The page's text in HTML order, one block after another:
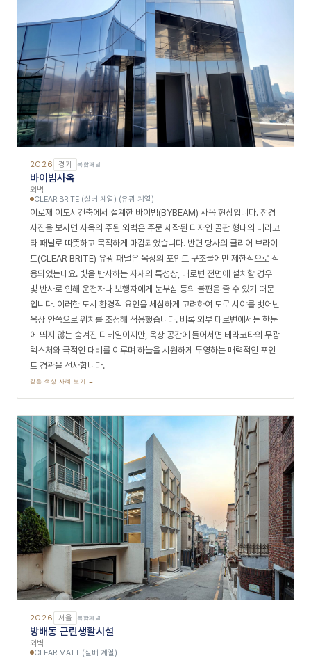
2026 경기 복합패널
바이빔사옥
외벽
CLEAR BRITE (실버 계열) (유광 계열)
이로재 이도시건축에서 설계한 바이빔(BYBEAM) 사옥 현장입니다. 전경
사진을 보시면 사옥의 주된 외벽은 주문 제작된 디자인 골판 형태의 테라코
타 패널로 따뜻하고 묵직하게 마감되었습니다. 반면 당사의 클리어 브라이
트(CLEAR BRITE) 유광 패널은 옥상의 포인트 구조물에만 제한적으로 적
용되었는데요. 빛을 반사하는 자재의 특성상, 대로변 전면에 설치할 경우
빛 반사로 인해 운전자나 보행자에게 눈부심 등의 불편을 줄 수 있기 때문
입니다. 이러한 도시 환경적 요인을 세심하게 고려하여 도로 시야를 벗어난
옥상 안쪽으로 위치를 조정해 적용했습니다. 비록 외부 대로변에서는 한눈
에 띄지 않는 숨겨진 디테일이지만, 옥상 공간에 들어서면 테라코타의 무광
텍스처와 극적인 대비를 이루며 하늘을 시원하게 투영하는 매력적인 포인
트 경관을 선사합니다.
같은 색상 사례 보기 →
2026 서울 복합패널
방배동 근린생활시설
외벽
CLEAR MATT (실버 계열)